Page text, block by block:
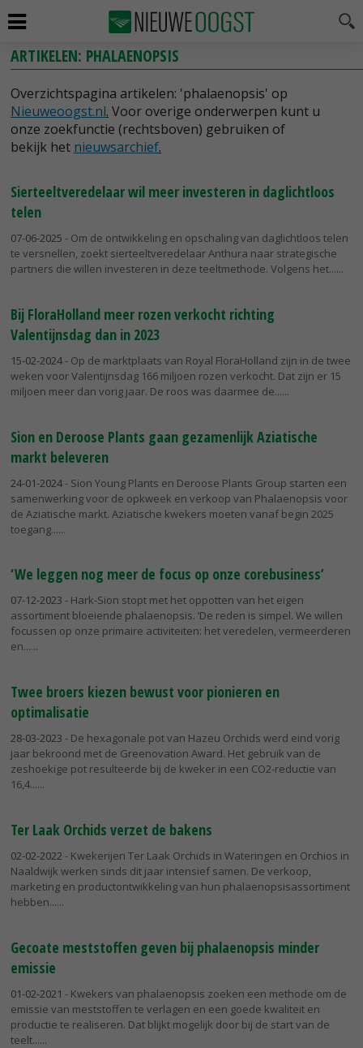
ARTIKELEN: PHALAENOPSIS
Overzichtspagina artikelen: 'phalaenopsis' op
Nieuweoogst.nl. Voor overige onderwerpen kunt u
onze zoekfunctie (rechtsboven) gebruiken of
bekijk het nieuwsarchief.
Sierteeltveredelaar wil meer investeren in daglichtloos
telen
07-06-2025 - Om de ontwikkeling en opschaling van daglichtloos telen
te versnellen, zoekt sierteeltveredelaar Anthura naar strategische
partners die willen investeren in deze teeltmethode. Volgens het...
Bij FloraHolland meer rozen verkocht richting
Valentijnsdag dan in 2023
15-02-2024- Op de marktplaats van Royal FloraHolland zijn in de twee
weken voor Valentijnsdag 166 miljoen rozen verkocht. Dat zijn er 15
miljoen meer dan vorig jaar. De roos was daarmee de...
Sion en Deroose Plants gaan gezamenlijk Aziatische
markt beleveren
24-01-2024- Sion Young Plants en Deroose Plants Group starten een
samenwerking voor de opkweek en verkoop van Phalaenopsis voor
de Aziatische markt. Aziatische kwekers moeten vanaf begin 2025
toegang...
‘We leggen nog meer de focus op onze corebusiness’
07-12-2023 - Hark-Sion stopt met het oppotten van het eigen
assortiment bloeiende phalaenopsis. ‘De reden is simpel. We willen
focussen op onze primaire activiteiten: het veredelen, vermeerderen
en...
Twee broers kiezen bewust voor pionieren en
optimalisatie
28-03-2023 - De hexagonale pot van Hazeu Orchids werd eind vorig
jaar bekroond met de Greenovation Award. Het gebruik van de
zeshoekige pot resulteerde bij de kweker in een CO2-reductie van
16,4...
Ter Laak Orchids verzet de bakens
02-02-2022 - Kwekerijen Ter Laak Orchids in Wateringen en Orchios in
Naaldwijk werken sinds dit jaar intensief samen. De verkoop,
marketing en productontwikkeling van hun phalaenopsisassortiment
hebben...
Gecoate meststoffen geven bij phalaenopsis minder
emissie
01-02-2021 - Kwekers van phalaenopsis zoeken een methode om de
emissie van meststoffen te verlagen en een goede kwaliteit en
productie te realiseren. Dat blijkt mogelijk door bij de start van de
teelt...